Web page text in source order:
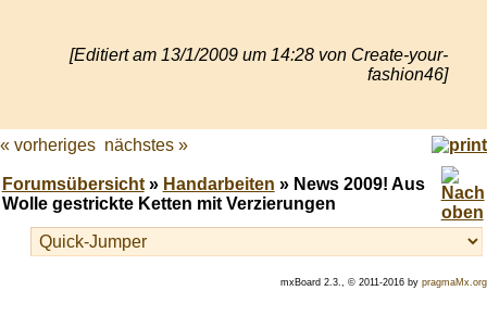
[Editiert am 13/1/2009 um 14:28 von Create-your-
fashion46]
« vorheriges nächstes »
Forumsübersicht» Handarbeiten » News 2009! Aus
Wolle gestrickte Ketten mit Verzierungen
mxBoard 2.3., © 2011-2016 by pragmaMx.org